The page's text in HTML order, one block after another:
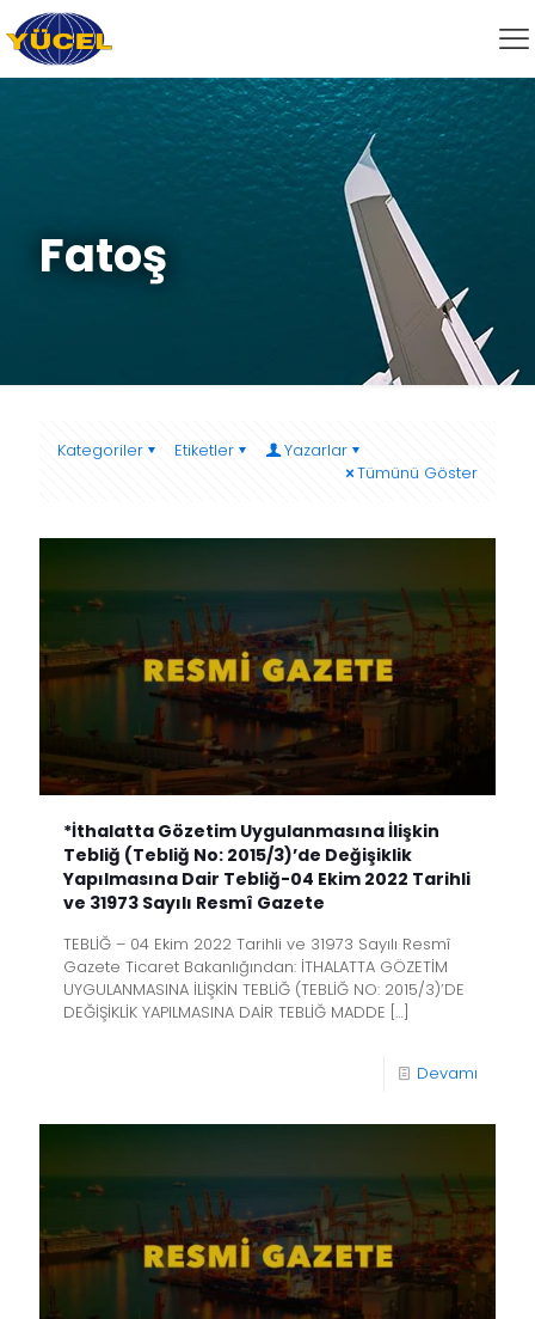
Fatoş
Kategoriler Etiketler
Yazarlar
Tümünü Göster
*İthalatta Gözetim Uygulanmasına İlişkin
Tebliğ (Tebliğ No: 2015/3)’de Değişiklik
Yapılmasına Dair Tebliğ-04 Ekim 2022 Tarihli
ve 31973 Sayılı Resmî Gazete
TEBLİĞ – 04 Ekim 2022 Tarihli ve 31973 Sayılı Resmî
Gazete Ticaret Bakanlığından: İTHALATTA GÖZETİM
UYGULANMASINA İLİŞKİN TEBLİĞ (TEBLİĞ NO: 2015/3)’DE
DEĞİŞİKLİK YAPILMASINA DAİR TEBLİĞ MADDE […]
Devamı